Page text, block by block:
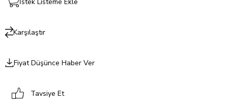
Karşılaştır
Fiyat Düşünce Haber Ver
Tavsiye Et